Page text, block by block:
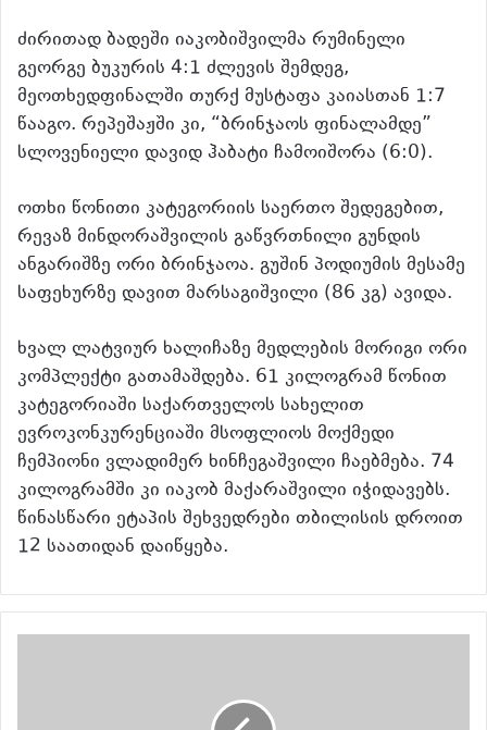
ძირითად ბადეში იაკობიშვილმა რუმინელი
გეორგე ბუკურის 4:1 ძლევის შემდეგ,
მეოთხედფინალში თურქ მუსტაფა კაიასთან 1:7
წააგო. რეპეშაჟში კი, “ბრინჯაოს ფინალამდე”
სლოვენიელი დავიდ ჰაბატი ჩამოიშორა (6:0).
ოთხი წონითი კატეგორიის საერთო შედეგებით,
რევაზ მინდორაშვილის გაწვრთნილი გუნდის
ანგარიშზე ორი ბრინჯაოა. გუშინ პოდიუმის მესამე
საფეხურზე დავით მარსაგიშვილი (86 კგ) ავიდა.
ხვალ ლატვიურ ხალიჩაზე მედლების მორიგი ორი
კომპლექტი გათამაშდება. 61 კილოგრამ წონით
კატეგორიაში საქართველოს სახელით
ევროკონკურენციაში მსოფლიოს მოქმედი
ჩემპიონი ვლადიმერ ხინჩეგაშვილი ჩაებმება. 74
კილოგრამში კი იაკობ მაქარაშვილი იჭიდავებს.
წინასწარი ეტაპის შეხვედრები თბილისის დროით
12 საათიდან დაიწყება.